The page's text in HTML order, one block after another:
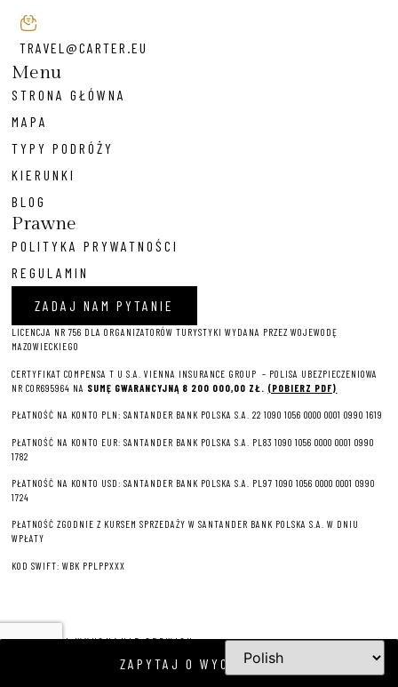
TRAVEL@CARTER.EU
Menu
STRONA GŁÓWNA
MAPA
TYPY PODRÓŻY
KIERUNKI
BLOG
Prawne
POLITYKA PRYWATNOŚCI
REGULAMIN
ZADAJ NAM PYTANIE
LICENCJA NR 756 DLA ORGANIZATORÓW TURYSTYKI WYDANA PRZEZ WOJEWODĘ
MAZOWIECKIEGO
CERTYFIKAT COMPENSA T U S.A. VIENNA INSURANCE GROUP – POLISA UBEZPIECZENIOWA
NR COR695964 NA SUMĘ GWARANCYJNĄ 8 200 000,00 ZŁ. (POBIERZ PDF)
PŁATNOŚĆ NA KONTO PLN: SANTANDER BANK POLSKA S.A. 22 1090 1056 0000 0001 0990 1619
PŁATNOŚĆ NA KONTO EUR: SANTANDER BANK POLSKA S.A. PL83 1090 1056 0000 0001 0990
1782
PŁATNOŚĆ NA KONTO USD: SANTANDER BANK POLSKA S.A. PL97 1090 1056 0000 0001 0990
1724
PŁATNOŚĆ ZGODNIE Z KURSEM SPRZEDAŻY W SANTANDER BANK POLSKA S.A. W DNIU
WPŁATY
KOD SWIFT: WBK PPLPPXXX
PROJEKT I WYKONANIE SERWISU
ZAPYTAJ O WYCIECZKĘ